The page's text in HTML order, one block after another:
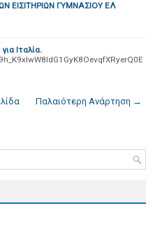
ΕΙΣΙΤΗΡΙΩΝ ΓΥΜΝΑΣΙΟΥ ΕΛ
Ιταλία.
Παλαιότερη Ανάρτηση →